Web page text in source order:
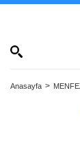
Anasayfa